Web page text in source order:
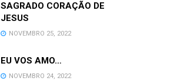
SAGRADO CORAÇÃO DE
JESUS
NOVEMBRO 25, 2022
EU VOS AMO…
NOVEMBRO 24, 2022